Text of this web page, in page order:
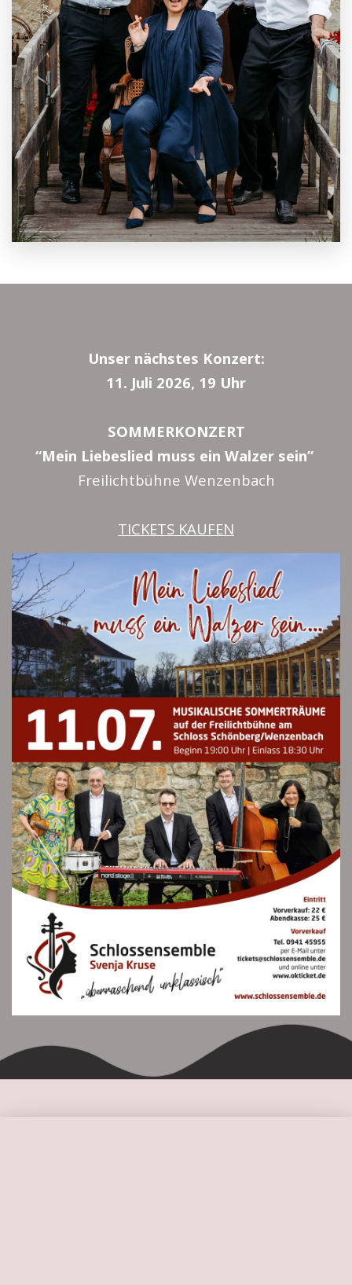
Unser nächstes Konzert:
11. Juli 2026, 19 Uhr
SOMMERKONZERT
“Mein Liebeslied muss ein Walzer sein”
Freilichtbühne Wenzenbach
TICKETS KAUFEN